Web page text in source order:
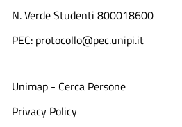
N. Verde Studenti 800018600​
PEC: protocollo@pec.unipi.it
Unimap - Cerca Persone
Privacy Policy